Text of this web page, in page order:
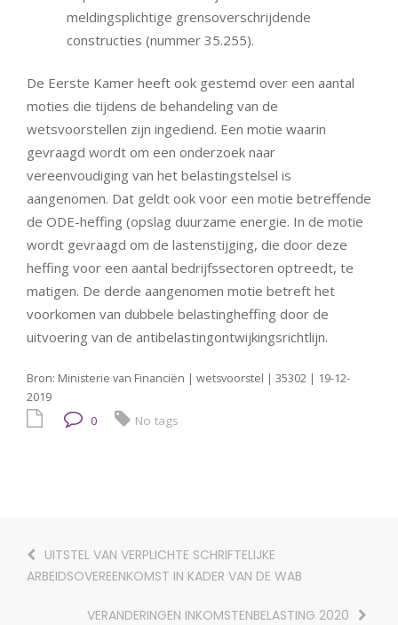
meldingsplichtige grensoverschrijdende
constructies (nummer 35.255).
De Eerste Kamer heeft ook gestemd over een aantal
moties die tijdens de behandeling van de
wetsvoorstellen zijn ingediend. Een motie waarin
gevraagd wordt om een onderzoek naar
vereenvoudiging van het belastingstelsel is
aangenomen. Dat geldt ook voor een motie betreffende
de ODE-heffing (opslag duurzame energie. In de motie
wordt gevraagd om de lastenstijging, die door deze
heffing voor een aantal bedrijfssectoren optreedt, te
matigen. De derde aangenomen motie betreft het
voorkomen van dubbele belastingheffing door de
uitvoering van de antibelastingontwijkingsrichtlijn.
Bron: Ministerie van Financiën | wetsvoorstel | 35302 | 19-12-
2019
0 No tags
UITSTEL VAN VERPLICHTE SCHRIFTELIJKE
ARBEIDSOVEREENKOMST IN KADER VAN DE WAB
VERANDERINGEN INKOMSTENBELASTING 2020